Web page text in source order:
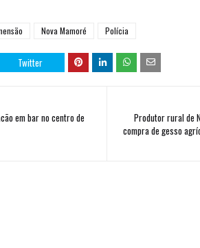
Nova Mamoré Polícia
Twitter
Produtor rural de
compra de gesso
em bar no centro de